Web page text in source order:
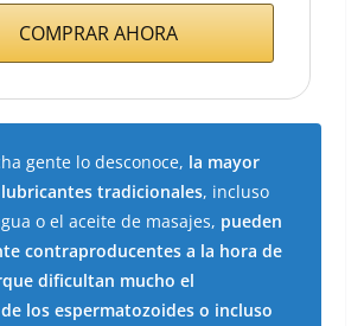
COMPRAR AHORA
gente lo desconoce, la mayor
tradicionales, incluso
o el aceite de masajes, pueden
contraproducentes a la hora de
dificultan mucho el
los espermatozoides o incluso